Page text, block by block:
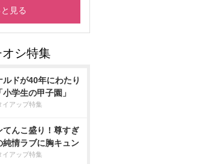
見る
ルドが40年にわたり
学生の甲子園」
イアップ特集
てんこ盛り！尊すぎ
純情ラブに胸キュン
イアップ特集